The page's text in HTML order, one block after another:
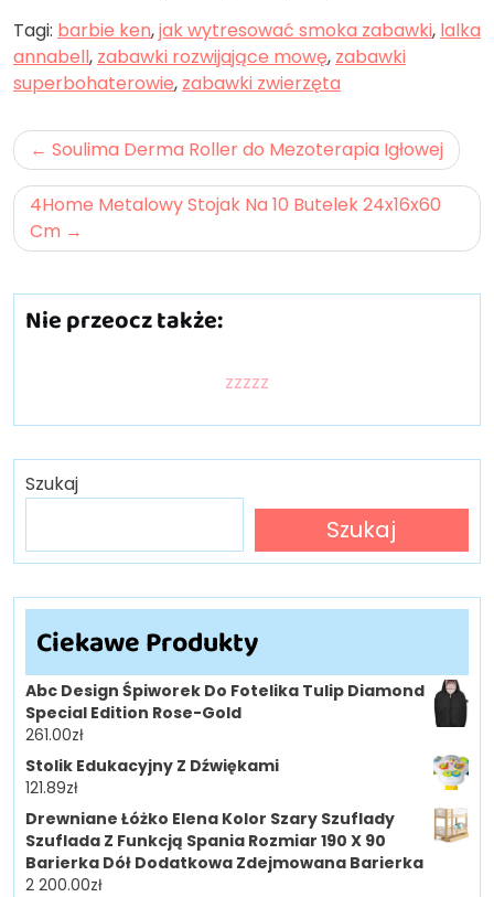
Tagi: barbie ken,jak wytresować smoka zabawki, lalka
annabell, zabawki rozwijające mowę, zabawki
superbohaterowie, zabawki zwierzęta
Nawigacja
wpisu
Soulima Derma Roller do Mezoterapia Igłowej
4Home Metalowy Stojak Na 10 Butelek 24x16x60
Cm
Nie przeocz także:
zzzzz
Szukaj
Szukaj
Ciekawe Produkty
Abc Design Śpiworek Do Fotelika Tulip Diamond
Special Edition Rose-Gold
261.00zł
Stolik Edukacyjny Z Dźwiękami
121.89zł
Drewniane Łóżko Elena Kolor Szary Szuflady
Szuflada Z Funkcją Spania Rozmiar 190 X 90
Barierka Dół Dodatkowa Zdejmowana Barierka
2 200.00zł